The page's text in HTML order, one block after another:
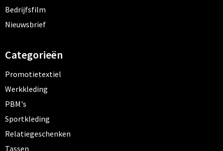
Bedrijfsfilm
Nieuwsbrief
Categorieën
Promotietextiel
Werkkleding
PBM's
Sportkleding
Relatiegeschenken
Tassen